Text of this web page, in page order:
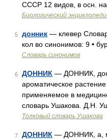
СССР 12 видов, в осн.
Биологический
5 донник — клевер
кол во синонимов: 9 •
Словарь синонимов
6 ДОННИК — ДОННИК,
ароматическое
применяемое в
словарь Ушакова. Д.Н.
Толковый словарь Ушакова
7 ДОННИК — ДОННИК, а,